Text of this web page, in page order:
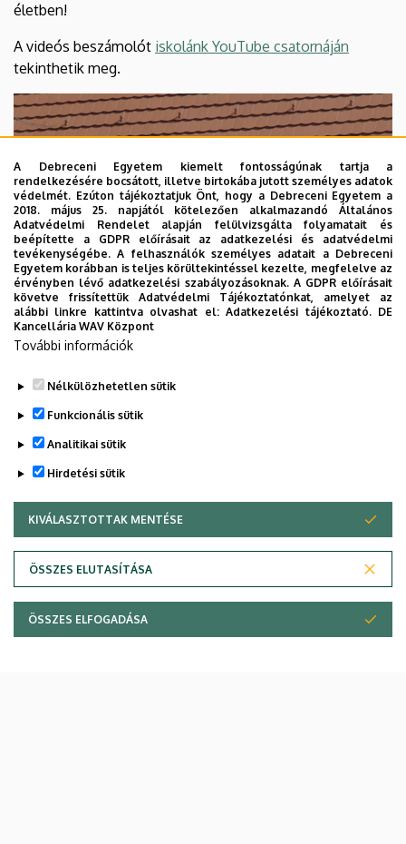
életben!
A videós beszámolót iskolánk YouTube csatornáján
tekinthetik meg.
A Debreceni Egyetem kiemelt fontosságúnak tartja a
rendelkezésére bocsátott, illetve birtokába jutott személyes adatok
védelmét. Ezúton tájékoztatjuk Önt, hogy a Debreceni Egyetem a
2018. május 25. napjától kötelezően alkalmazandó Általános
Adatvédelmi Rendelet alapján felülvizsgálta folyamatait és
beépítette a GDPR előírásait az adatkezelési és adatvédelmi
tevékenységébe. A felhasználók személyes adatait a Debreceni
Egyetem korábban is teljes körültekintéssel kezelte, megfelelve az
érvényben lévő adatkezelési szabályozásoknak. A GDPR előírásait
követve frissítettük Adatvédelmi Tájékoztatónkat, amelyet az
alábbi linkre kattintva olvashat el:Adatkezelési tájékoztató. DE
Kancellária WAV Központ
További információk
Nélkülözhetetlen sütik
Funkcionális sütik
Analitikai sütik
Hirdetési sütik
KIVÁLASZTOTTAK MENTÉSE
ÖSSZES ELUTASÍTÁSA
WITHDRAW CONSENT
ÖSSZES ELFOGADÁSA